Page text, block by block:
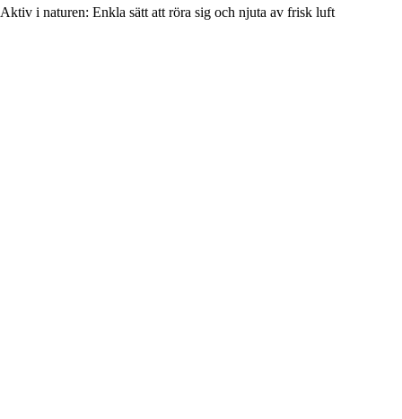
Aktiv i naturen: Enkla sätt att röra sig och njuta av frisk luft